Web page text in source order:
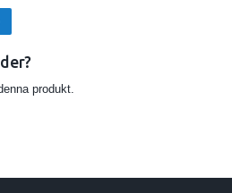
produkt.